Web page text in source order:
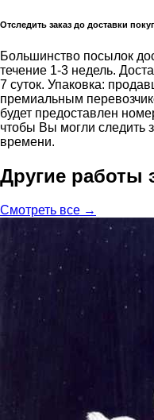
Отследить заказ до доставки
Большинство посылок
течение 1-3 недель.
7 суток. Упаковка:
премиальным
будет предоставлен
чтобы Вы могли следить
времени.
Другие работы
Смотреть все →